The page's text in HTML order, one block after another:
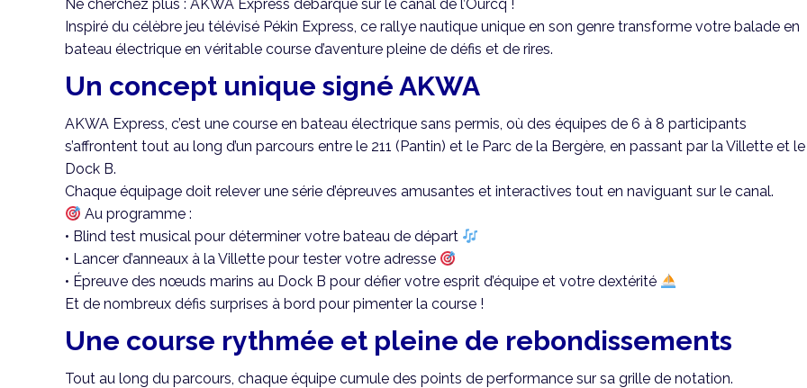
Ne cherchez plus : AKWA Express débarque sur le canal de l’Ourcq !
Inspiré du célèbre jeu télévisé Pékin Express, ce rallye nautique unique en son genre transforme votre balade en
bateau électrique en véritable course d’aventure pleine de défis et de rires.
Un concept unique signé AKWA
AKWA Express, c’est une course en bateau électrique sans permis, où des équipes de 6 à 8 participants
s’affrontent tout au long d’un parcours entre le 211 (Pantin) et le Parc de la Bergère, en passant par la Villette et le
Dock B.
Chaque équipage doit relever une série d’épreuves amusantes et interactives tout en naviguant sur le canal.
Au programme :
• Blind test musical pour déterminer votre bateau de départ
• Lancer d’anneaux à la Villette pour tester votre adresse
• Épreuve des nœuds marins au Dock B pour défier votre esprit d’équipe et votre dextérité
Et de nombreux défis surprises à bord pour pimenter la course !
Une course rythmée et pleine de rebondissements
Tout au long du parcours, chaque équipe cumule des points de performance sur sa grille de notation.